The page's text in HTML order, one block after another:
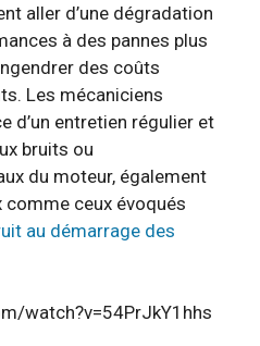
aller d’une dégradation
à des pannes plus
des coûts
Les mécaniciens
d’un entretien régulier et
bruits ou
du moteur, également
comme ceux évoqués
au démarrage des
watch?v=54PrJkY1hhs